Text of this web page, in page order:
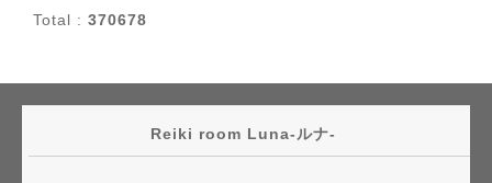
Total : 370678
Reiki room Luna-ルナ-